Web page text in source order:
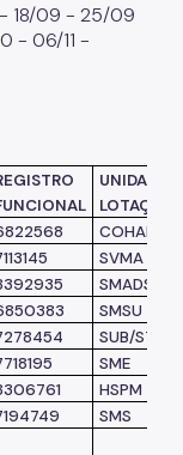
18/09 - 25/09
- 06/11 -
UNIDADE
LOTAÇÃO
COHAB
SVMA
SMADS
SMSU
SUB/ST
SME
HSPM
SMS